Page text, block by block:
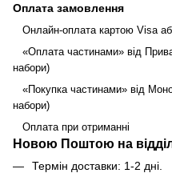
Оплата замовлення
Онлайн-оплата картою Visa
«Оплата частинами» від
набори)
«Покупка частинами» від
набори)
Оплата при отриманні
Новою Поштою на
Термін доставки: 1-2 дні.